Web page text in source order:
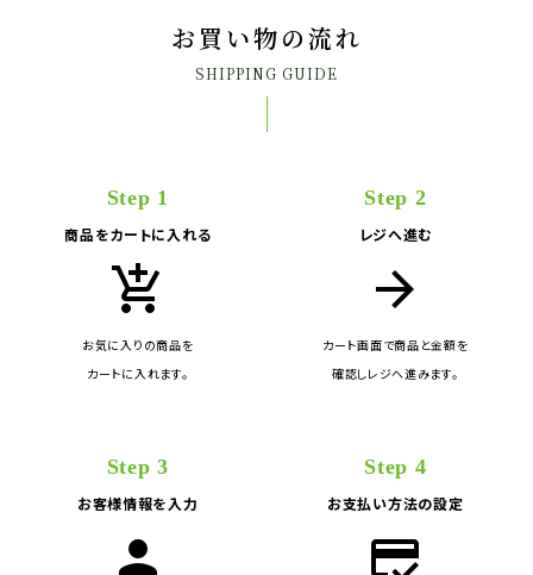
お買い物の流れ
SHIPPING GUIDE
Step 1
商品をカートに入れる
add_shopping_cart
お気に入りの商品を
カートに入れます。
Step 2
レジへ進む
arrow_forward
カート画面で商品と金額を
確認しレジへ進みます。
Step 3
お客様情報を入力
person
Step 4
お支払い方法の設定
credit_score